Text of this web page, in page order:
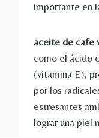
importante en
aceite de cafe
como el ácido
(vitamina E),
por los
estresantes
lograr una piel